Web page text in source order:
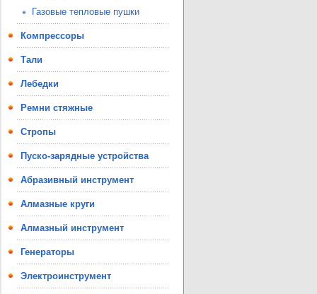
Газовые тепловые пушки
Компрессоры
Тали
Лебедки
Ремни стяжные
Стропы
Пуско-зарядные устройства
Абразивный инструмент
Алмазные круги
Алмазный инструмент
Генераторы
Электроинструмент